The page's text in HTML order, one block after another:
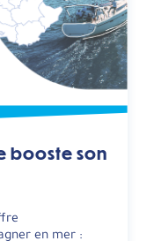
booste son
en mer :